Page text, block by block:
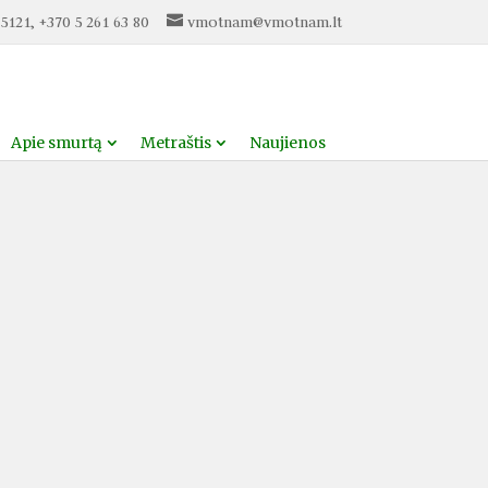
+370 5 261 63 80 vmotnam@vmotnam.lt
Apie smurtą Metraštis Naujienos